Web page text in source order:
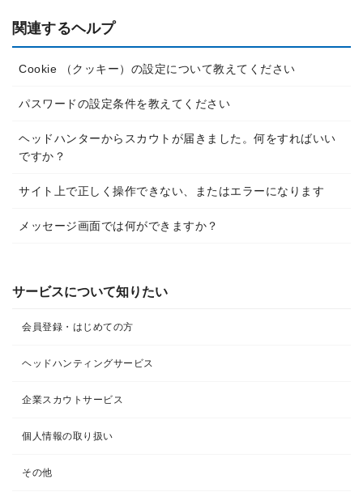
サービスについて知りたい
会員登録・はじめての方
ヘッドハンティングサービス
企業スカウトサービス
個人情報の取り扱い
その他
関連するヘルプ
Cookie （クッキー）の設定について教えてください
パスワードの設定条件を教えてください
ヘッドハンターからスカウトが届きました。何をすればいい
ですか？
サイト上で正しく操作できない、またはエラーになります
メッセージ画面では何ができますか？